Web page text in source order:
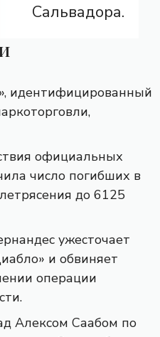
Сальвадора.
идентифицированный
официальных
число погибших в
до 6125
ужесточает
и обвиняет
операции
Алексом Саабом по